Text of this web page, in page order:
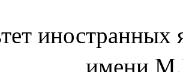
имени